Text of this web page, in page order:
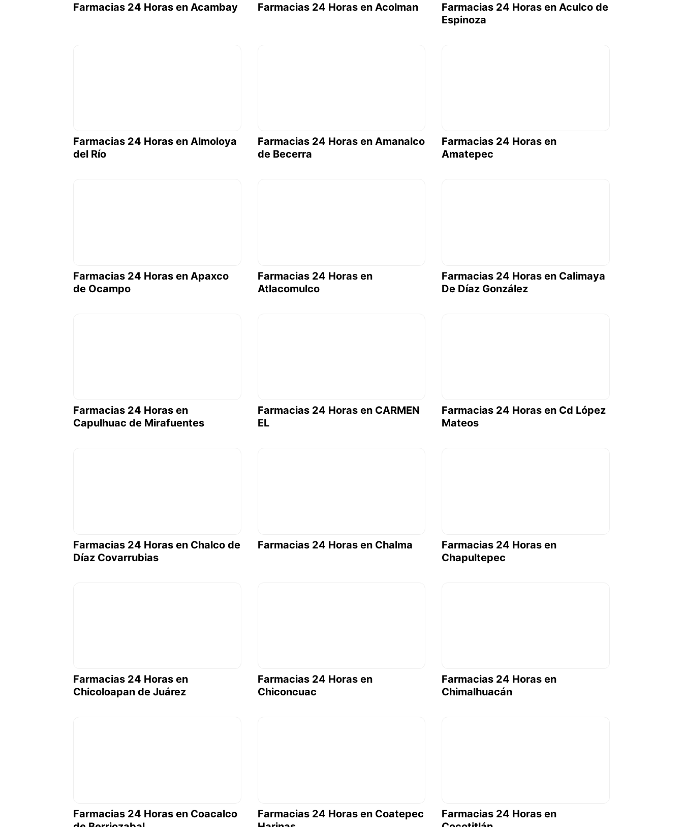
Farmacias 24 Horas en Acambay Farmacias 24 Horas en Acolman
Farmacias 24 Horas en Aculco de
Espinoza
Farmacias 24 Horas en Almoloya
del Río
Farmacias 24 Horas en Amanalco
de Becerra
Farmacias 24 Horas en
Amatepec
Farmacias 24 Horas en Apaxco
de Ocampo
Farmacias 24 Horas en
Atlacomulco
Farmacias 24 Horas en Calimaya
De Díaz González
Farmacias 24 Horas en
Capulhuac de Mirafuentes
Farmacias 24 Horas en CARMEN
EL
Farmacias 24 Horas en Cd López
Mateos
Farmacias 24 Horas en Chalco de
Díaz Covarrubias
Farmacias 24 Horas en Chalma
Farmacias 24 Horas en
Chapultepec
Farmacias 24 Horas en
Chicoloapan de Juárez
Farmacias 24 Horas en
Chiconcuac
Farmacias 24 Horas en
Chimalhuacán
Farmacias 24 Horas en Coacalco
Farmacias 24 Horas en Coatepec
Farmacias 24 Horas en